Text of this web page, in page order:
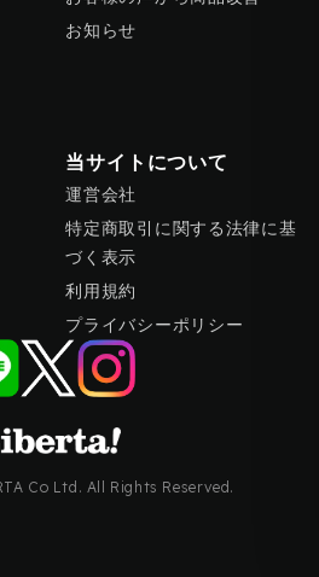
お知らせ
当サイトについて
運営会社
特定商取引に関する法律に基
づく表示
利用規約
プライバシーポリシー
Co Ltd. All Rights Reserved.